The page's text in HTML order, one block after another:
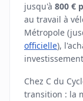
jusqu'à 800 €
au travail à
Métropole
officielle),
Chez C du
transition : la